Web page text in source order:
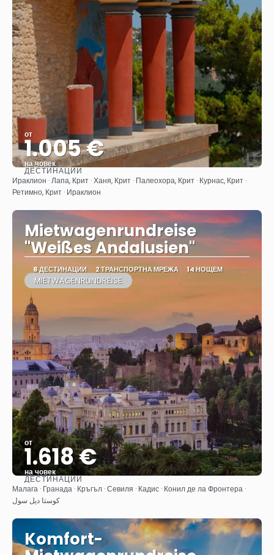
от
1.005 €
на човек
Вижте
ДЕСТИНАЦИИ
Ираклион · Лапа, Крит · Ханя, Крит · Палеохора, Крит · Курнас, Крит ·
Ретимно, Крит · Ираклион
Mietwagenrundreise
"Weißes Andalusien"
8 ДЕСТИНАЦИИ 2 ТРАНСПОРТНА МРЕЖА 14 НОЩЕМ
MIETWAGENRUNDREISE
от
1.618 €
на човек
Вижте
ДЕСТИНАЦИИ
Малага · Гранада · Кръгъл · Севиля · Кадис · Конил де ла Фронтера ·
كوستا ديل سول
Komfort-